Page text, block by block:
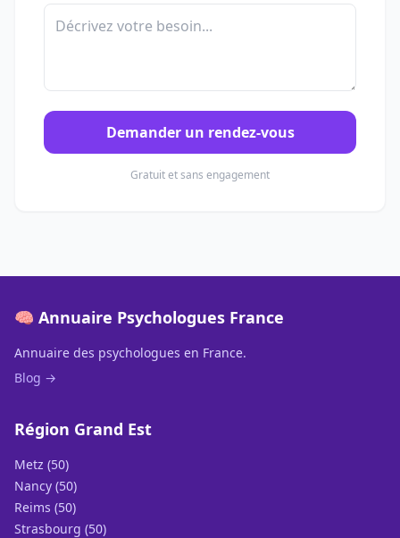
Demander un rendez-vous
Gratuit et sans engagement
🧠 Annuaire Psychologues France
Annuaire des psychologues en France.
Blog →
Région Grand Est
Metz (50)
Nancy (50)
Reims (50)
Strasbourg (50)